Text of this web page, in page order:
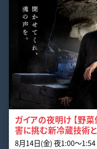
ガイアの夜明け 【野
害に挑む新冷蔵技術と
8月14日(金) 夜1:00〜1:54